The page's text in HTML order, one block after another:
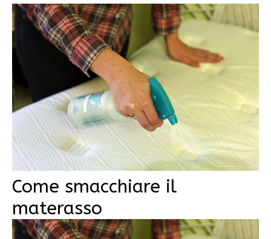
Come smacchiare il
materasso